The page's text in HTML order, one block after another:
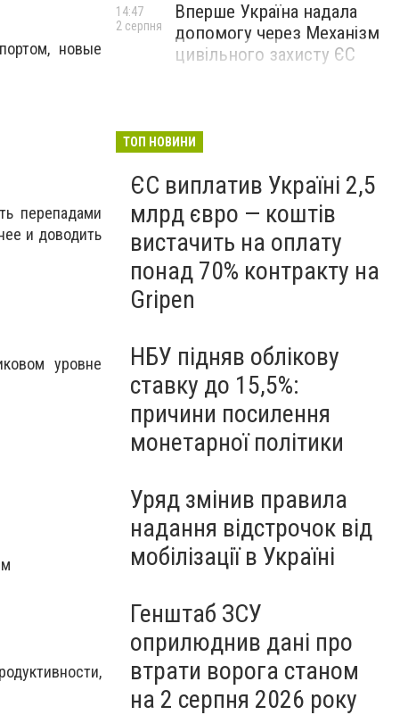
новые
перепадами
и доводить
уровне
Вперше Україна надала
допомогу через Механізм
цивільного захисту ЄС
14:47
2 серпня
ТОП НОВИНИ
ЄС виплатив Україні 2,5
млрд євро — коштів
вистачить на оплату
понад 70% контракту на
Gripen
НБУ підняв облікову
ставку до 15,5%:
причини посилення
монетарної політики
Уряд змінив правила
надання відстрочок від
мобілізації в Україні
Генштаб ЗСУ
оприлюднив дані про
втрати ворога станом
на 2 серпня 2026 року